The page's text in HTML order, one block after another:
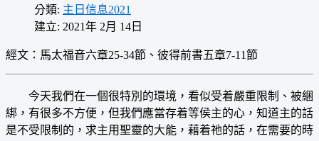
分類: 主日信息2021
建立: 2021年 2月 14日
經文：馬太福音六章25-34節、彼得前書五章7-11節
今天我們在一個很特別的環境，看似受着嚴重限制、被綑
綁，有很多不方便，但我們應當存着等侯主的心，知道主的話
是不受限制的，求主用聖靈的大能，藉着祂的話，在需要的時